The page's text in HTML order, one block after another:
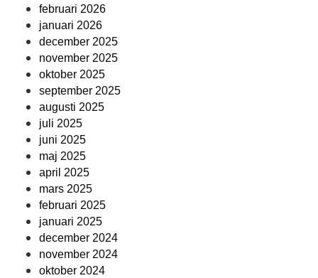
februari 2026
januari 2026
december 2025
november 2025
oktober 2025
september 2025
augusti 2025
juli 2025
juni 2025
maj 2025
april 2025
mars 2025
februari 2025
januari 2025
december 2024
november 2024
oktober 2024